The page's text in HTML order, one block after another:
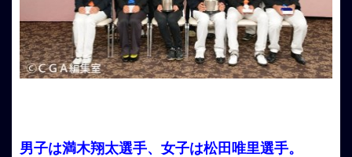
男子は満木翔太選手、女子は松田唯里選手。